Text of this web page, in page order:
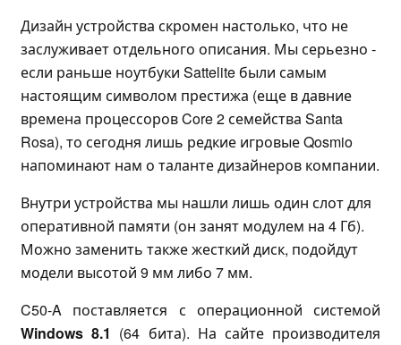
Дизайн устройства скромен настолько, что не
заслуживает отдельного описания. Мы серьезно -
если раньше ноутбуки Sattelite были самым
настоящим символом престижа (еще в давние
времена процессоров Core 2 семейства Santa
Rosa), то сегодня лишь редкие игровые Qosmio
напоминают нам о таланте дизайнеров компании.
Внутри устройства мы нашли лишь один слот для
оперативной памяти (он занят модулем на 4 Гб).
Можно заменить также жесткий диск, подойдут
модели высотой 9 мм либо 7 мм.
C50-A поставляется с операционной системой
Windows 8.1 (64 бита). На сайте производителя